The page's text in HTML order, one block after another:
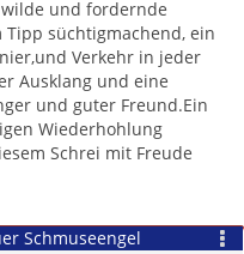
und fordernde
Tipp süchtigmachend, ein
Verkehr in jeder
Ausklang und eine
und guter Freund.Ein
Wiederhohlung
Schrei mit Freude
Schmuseengel